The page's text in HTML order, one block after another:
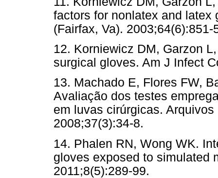
factors for nonlatex and latex
(Fairfax, Va). 2003;64(6):851-
12. Korniewicz DM, Garzon
surgical gloves. Am J Infect
13. Machado E, Flores FW,
Avaliação dos testes
em luvas cirúrgicas.
2008;37(3):34-8.
14. Phalen RN, Wong WK.
gloves exposed to simulated
2011;8(5):289-99.